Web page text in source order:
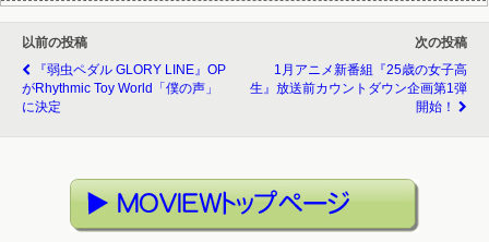
以前の投稿
『弱虫ペダル GLORY LINE』OP
がRhythmic Toy World「僕の声」
に決定
次の投稿
1月アニメ新番組『25歳の女子高
生』放送前カウントダウン企画第1弾
開始！